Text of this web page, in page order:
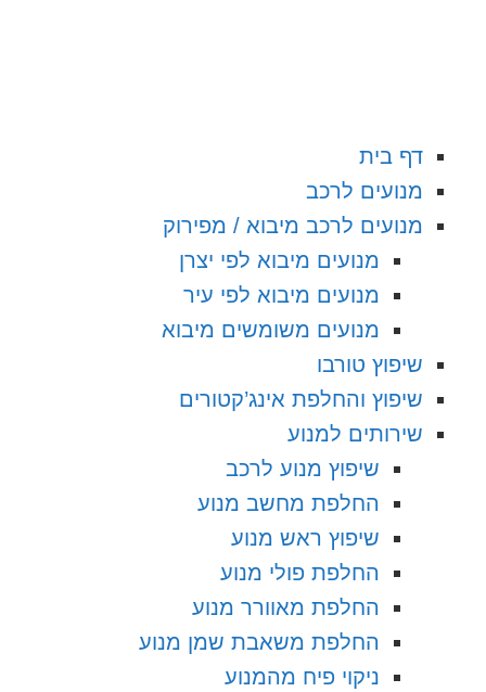
דף בית
מנועים לרכב
מנועים לרכב מיבוא / מפירוק
מנועים מיבוא לפי יצרן
מנועים מיבוא לפי עיר
מנועים משומשים מיבוא
שיפוץ טורבו
שיפוץ והחלפת אינג’קטורים
שירותים למנוע
שיפוץ מנוע לרכב
החלפת מחשב מנוע
שיפוץ ראש מנוע
החלפת פולי מנוע
החלפת מאוורר מנוע
החלפת משאבת שמן מנוע
ניקוי פיח מהמנוע